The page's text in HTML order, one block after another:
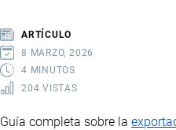
ARTÍCULO
8 MARZO, 2026
4 MINUTOS
204 VISTAS
Guía completa sobre la